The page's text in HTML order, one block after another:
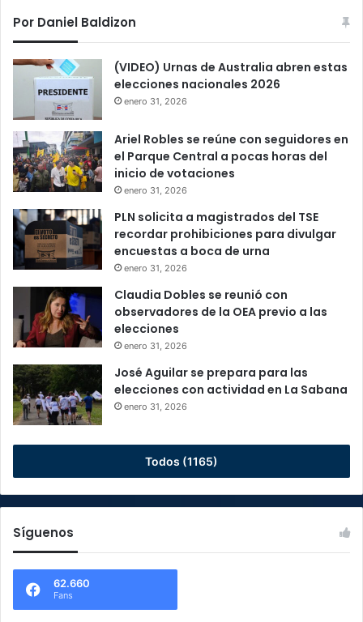
Por Daniel Baldizon
(VIDEO) Urnas de Australia abren estas
elecciones nacionales 2026
enero 31, 2026
Ariel Robles se reúne con seguidores en
el Parque Central a pocas horas del
inicio de votaciones
enero 31, 2026
PLN solicita a magistrados del TSE
recordar prohibiciones para divulgar
encuestas a boca de urna
enero 31, 2026
Claudia Dobles se reunió con
observadores de la OEA previo a las
elecciones
enero 31, 2026
José Aguilar se prepara para las
elecciones con actividad en La Sabana
enero 31, 2026
Todos (1165)
Síguenos
62.660
Fans